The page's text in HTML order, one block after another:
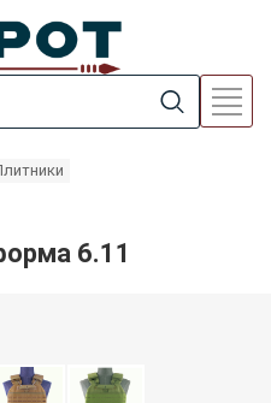
6.11